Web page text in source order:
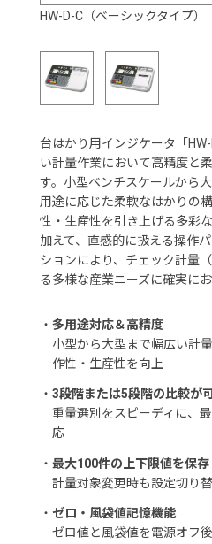
HW-D-C（ベーシックタイプ）
台はかり用インジケータ「
い計量作業において高精度と
す。小型ベンチスケールから
用途に応じた柔軟なはかりの
性・生産性を引き上げる多彩
加えて、直感的に扱える操作
ションにより、チェック計量
る多様な産業ニーズに確実にお
・ 多用途対応＆高精度
小型から大型まで幅広い計
作性・生産性を向上
・ 3段階または5段階の比較が
重量選別をスピーディに、
応
・ 最大100件の上下限値を保存
計量対象変更時も設定切り
・ ゼロ・風袋値記憶機能
ゼロ値と風袋値を電源オフ